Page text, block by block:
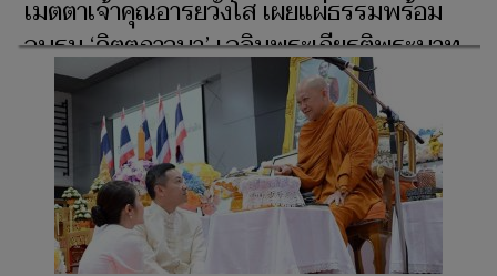
เมตตาเจ้าคุณอารยวังโส เผยแผ่ธรรมพร้อม
อบรม ‘จิตตภาวนา’ เฉลิมพระเกียรติพระบาท
สมเด็จพระเจ้าอยู่หัว เนื่องในวันเฉลิม
พระชนมพรรษา 28 กรกฎาคม 2569